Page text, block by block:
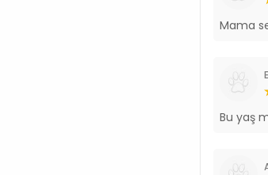
Mama
Bu yaş